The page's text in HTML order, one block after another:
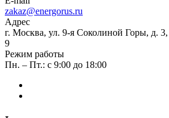
zakaz@energorus.ru
Адрес
г. Москва, ул. 9-я Соколиной Горы, д.
9
Режим работы
Пн. – Пт.: с 9:00 до 18:00